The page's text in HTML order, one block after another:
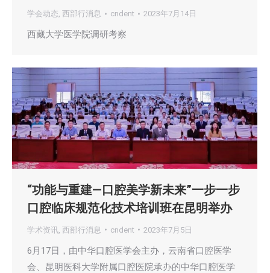
学会动态, 西部行消息 cndent 2023年7月14日
西藏大学医学院调研考察
“功能与重建—口腔美学新未来”一步一步
口腔临床规范化技术培训班在昆明举办
学术资讯 西部行消息 cndent 2023年7月5日
6月17日，由中华口腔医学会主办，云南省口腔医学
会、昆明医科大学附属口腔医院承办的中华口腔医学